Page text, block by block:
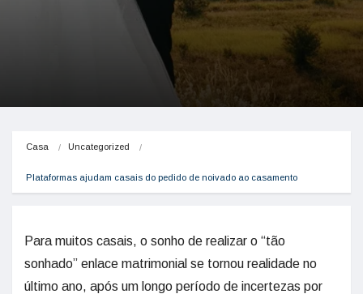
Casa Uncategorized
Plataformas ajudam casais do pedido de noivado ao casamento
Para muitos casais, o sonho de realizar o “tão
sonhado” enlace matrimonial se tornou realidade no
último ano, após um longo período de incertezas por